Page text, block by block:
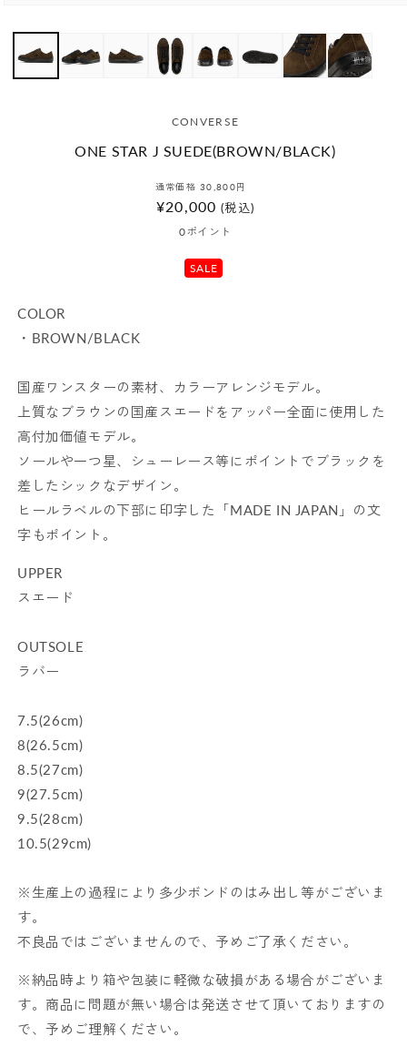
ー
で
CONVERSE
ONE STAR J SUEDE(BROWN/BLACK)
通
常
通常価格 30,800円
セ
ー
¥20,000 (税込)
0ポイント
SALE
COLOR
・BROWN/BLACK
国産ワンスターの素材、カラーアレンジモデル。
上質なブラウンの国産スエードをアッパー全面に使用した
高付加価値モデル。
ソールや一つ星、シューレース等にポイントでブラックを
差したシックなデザイン。
ヒールラベルの下部に印字した「MADE IN JAPAN」の文
字もポイント。
UPPER
スエード
OUTSOLE
ラバー
7.5(26cm)
8(26.5cm)
8.5(27cm)
9(27.5cm)
9.5(28cm)
10.5(29cm)
※生産上の過程により多少ボンドのはみ出し等がございま
す。
不良品ではございませんので、予めご了承ください。
※納品時より箱や包装に軽微な破損がある場合がございま
す。商品に問題が無い場合は発送させて頂いておりますの
で、予めご理解ください。